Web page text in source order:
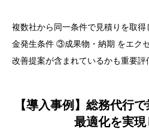
複数社から同一条件で見積りを取
金発生条件 ③成果物・納期 をエク
改善提案が含まれているかも重要評
【導入事例】総務代行
最適化を実
見積り・提案の比較方法
【導入事例】総務代行で業務
IT企業B社：属人化リスク解